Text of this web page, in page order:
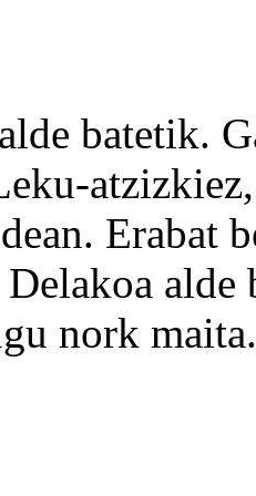
alde batetik.
-
Erabat
alde
nork maita.